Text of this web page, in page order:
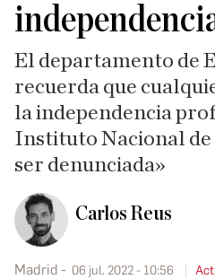
El departamento de
recuerda que
la independencia
Instituto Nacional de
ser denunciada»
Carlos Reus
Madrid 06 jul. 2022 - 10:56